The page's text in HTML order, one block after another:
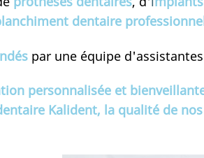
dentaire
par une équipe
personnalisée et
Kalident, la qualité de